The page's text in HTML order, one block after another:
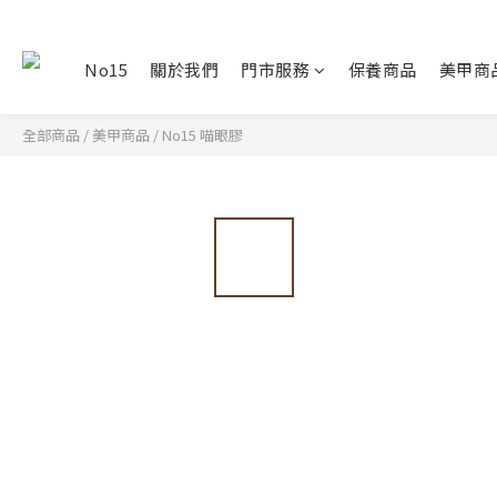
No15 關於我們 門市服務 保養商品 美甲商
全部商品 / 美甲商品 / No15 喵眼膠